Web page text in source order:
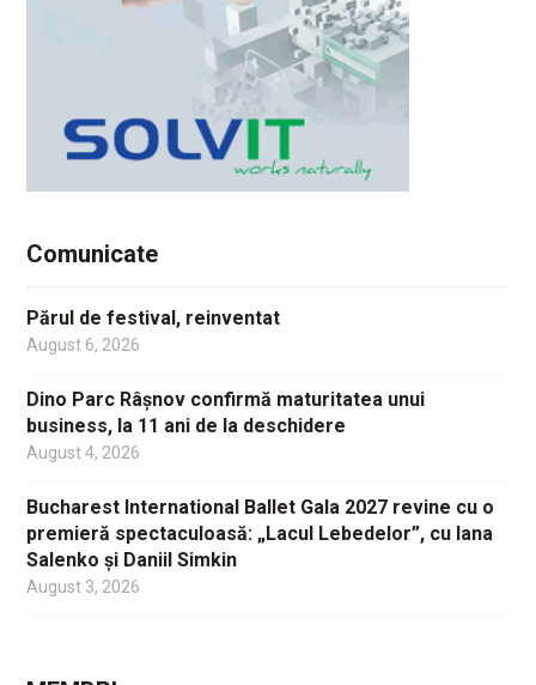
Comunicate
Părul de festival, reinventat
August 6, 2026
Dino Parc Râșnov confirmă maturitatea unui
business, la 11 ani de la deschidere
August 4, 2026
Bucharest International Ballet Gala 2027 revine cu o
premieră spectaculoasă: „Lacul Lebedelor”, cu Iana
Salenko și Daniil Simkin
August 3, 2026